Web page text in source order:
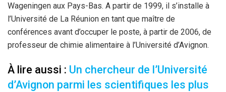
Wageningen aux Pays-Bas. A partir de 1999, il s’installe à
l’Université de La Réunion en tant que maître de
conférences avant d’occuper le poste, à partir de 2006, de
professeur de chimie alimentaire à l’Université d’Avignon.
À lire aussi : Un chercheur de l’Université
d’Avignon parmi les scientifiques les plus